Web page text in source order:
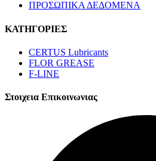
ΠΡΟΣΩΠΙΚΑ ΔΕΔΟΜΕΝΑ
ΚΑΤΗΓΟΡΙΕΣ
CERTUS Lubricants
FLOR GREASE
F-LINE
Στοιχεια Επικοινωνιας